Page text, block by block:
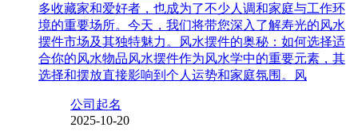
多收藏家和爱好者，也成为了不少人调和家庭与工作环
境的重要场所。今天，我们将带您深入了解寿光的风水
摆件市场及其独特魅力。风水摆件的奥秘：如何选择适
合你的风水物品风水摆件作为风水学中的重要元素，其
选择和摆放直接影响到个人运势和家庭氛围。风
公司起名
2025-10-20